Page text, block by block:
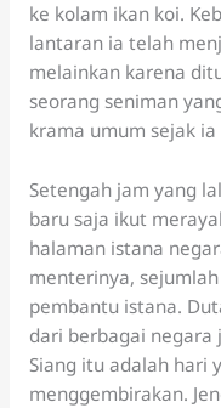
ke kolam ikan koi.
lantaran ia telah
melainkan karena
seorang seniman
krama umum sejak ia
Setengah jam yang
baru saja ikut
halaman istana
menterinya,
pembantu istana.
dari berbagai
Siang itu adalah hari
menggembirakan.